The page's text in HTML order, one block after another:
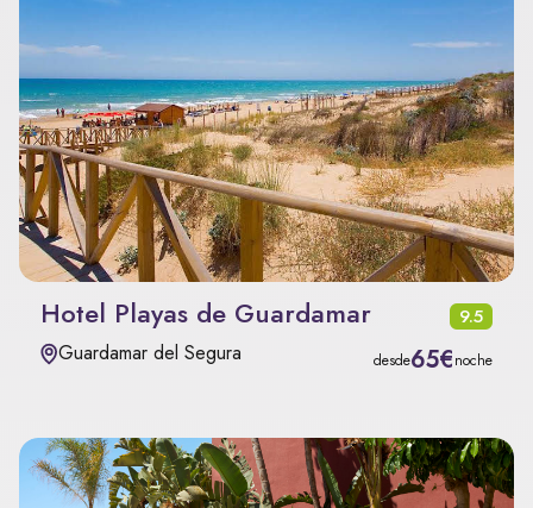
Hotel Playas de Guardamar 9.5
Guardamar del Segura desde65€noche